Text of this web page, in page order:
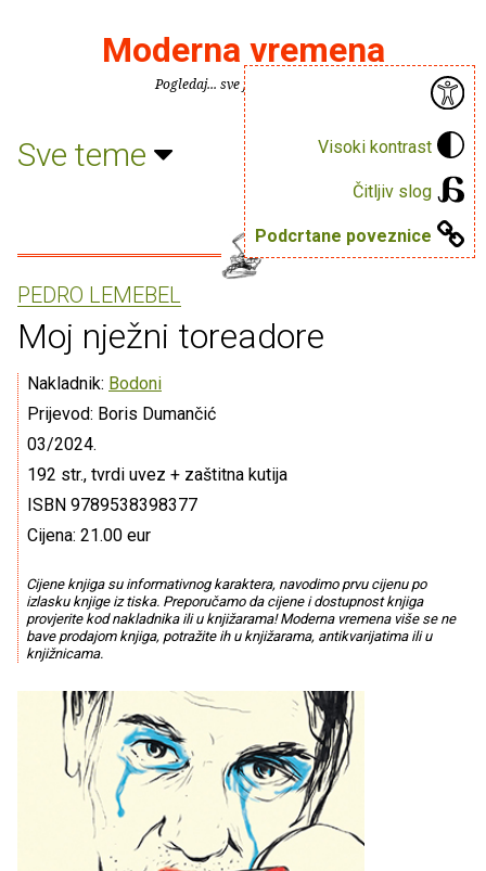
Visoki kontrast
Čitljiv slog
Podcrtane poveznice
Moderna vremena
Pogledaj... sve je puno knjiga.
Sve teme
PEDRO LEMEBEL
Moj nježni toreadore
Nakladnik: Bodoni
Prijevod: Boris Dumančić
03/2024.
192 str., tvrdi uvez + zaštitna kutija
ISBN 9789538398377
Cijena: 21.00 eur
Cijene knjiga su informativnog karaktera, navodimo prvu cijenu po
izlasku knjige iz tiska. Preporučamo da cijene i dostupnost knjiga
provjerite kod nakladnika ili u knjižarama! Moderna vremena više se ne
bave prodajom knjiga, potražite ih u knjižarama, antikvarijatima ili u
knjižnicama.